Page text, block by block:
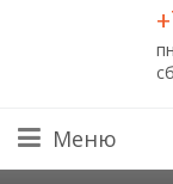
Меню